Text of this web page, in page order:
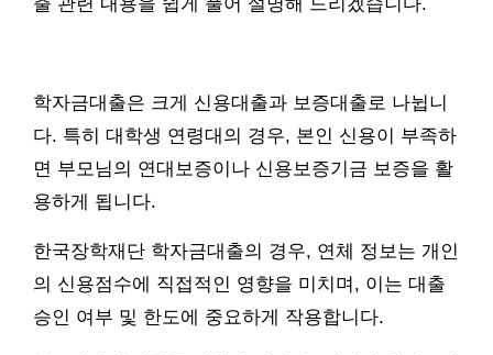
출 관련 내용을 쉽게 풀어 설명해 드리겠습니다.
학자금대출은 크게 신용대출과 보증대출로 나뉩니
다. 특히 대학생 연령대의 경우, 본인 신용이 부족하
면 부모님의 연대보증이나 신용보증기금 보증을 활
용하게 됩니다.
한국장학재단 학자금대출의 경우, 연체 정보는 개인
의 신용점수에 직접적인 영향을 미치며, 이는 대출
승인 여부 및 한도에 중요하게 작용합니다.